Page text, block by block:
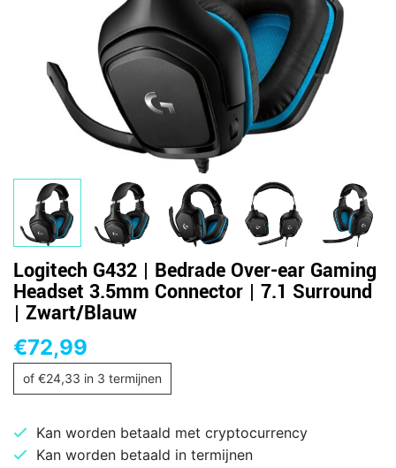
Logitech G432 | Bedrade Over-ear Gaming
Headset 3.5mm Connector | 7.1 Surround
| Zwart/Blauw
€72,99
of €24,33 in 3 termijnen
Kan worden betaald met cryptocurrency
Kan worden betaald in termijnen